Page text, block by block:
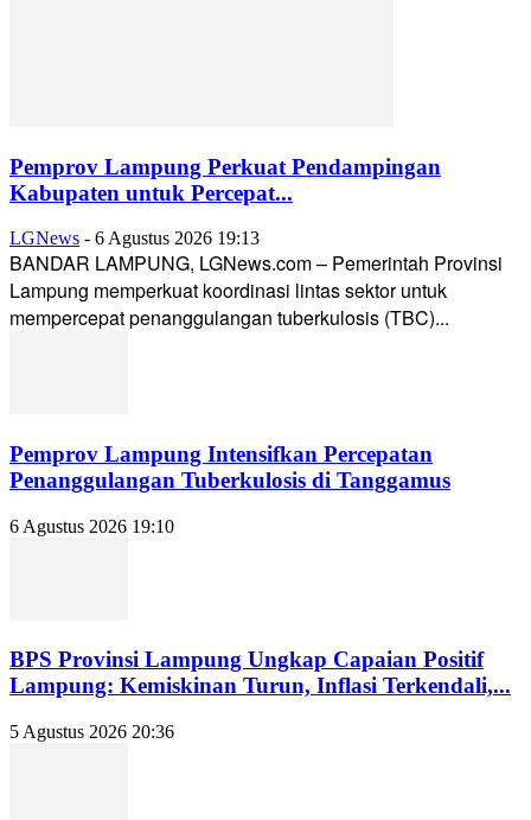
Pemprov Lampung Perkuat Pendampingan
Kabupaten untuk Percepat...
LGNews - 6 Agustus 2026 19:13
BANDAR LAMPUNG, LGNews.com – Pemerintah Provinsi
Lampung memperkuat koordinasi lintas sektor untuk
mempercepat penanggulangan tuberkulosis (TBC)...
Pemprov Lampung Intensifkan Percepatan
Penanggulangan Tuberkulosis di Tanggamus
6 Agustus 2026 19:10
BPS Provinsi Lampung Ungkap Capaian Positif
Lampung: Kemiskinan Turun, Inflasi Terkendali,...
5 Agustus 2026 20:36